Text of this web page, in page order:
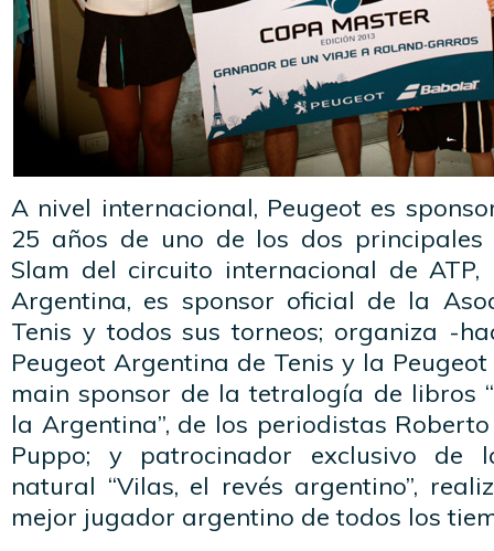
A nivel internacional, Peugeot es
25 años de uno de los dos principales
Slam del circuito internacional de ATP,
Argentina, es sponsor oficial de la
Tenis y todos sus torneos; organiza -
Peugeot Argentina de Tenis y la Peugeot
main sponsor de la tetralogía de libros
la Argentina”, de los periodistas
Puppo; y patrocinador exclusivo de
natural “Vilas, el revés argentino”,
mejor jugador argentino de todos los